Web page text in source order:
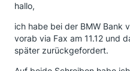
hallo,
ich habe bei der BMW Bank
vorab via Fax am 11.12 und
später zurückgefordert.